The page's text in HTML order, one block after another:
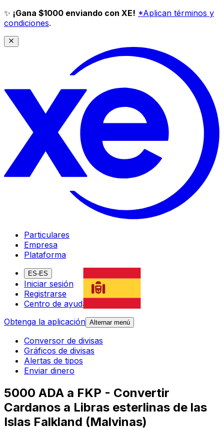
✨ ¡Gana $1000 enviando con XE! *Aplican términos y
condiciones.
Particulares
Empresa
Plataforma
ES-ES
Iniciar sesión
Registrarse
Centro de ayuda
Obtenga la aplicación Alternar menú
Conversor de divisas
Gráficos de divisas
Alertas de tipos
Enviar dinero
5000 ADA a FKP - Convertir
Cardanos a Libras esterlinas de las
Islas Falkland (Malvinas)